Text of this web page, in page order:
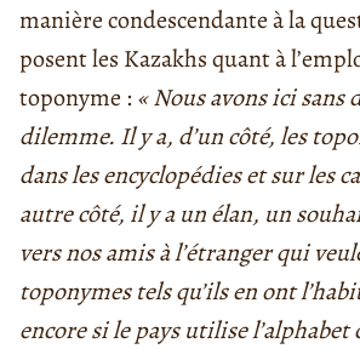
manière condescendante à la
posent les Kazakhs quant à
toponyme : « Nous avons ici sans
dilemme. Il y a, d’un côté, les
dans les encyclopédies et sur les
autre côté, il y a un élan, un
vers nos amis à l’étranger qui
toponymes tels qu’ils en ont
encore si le pays utilise